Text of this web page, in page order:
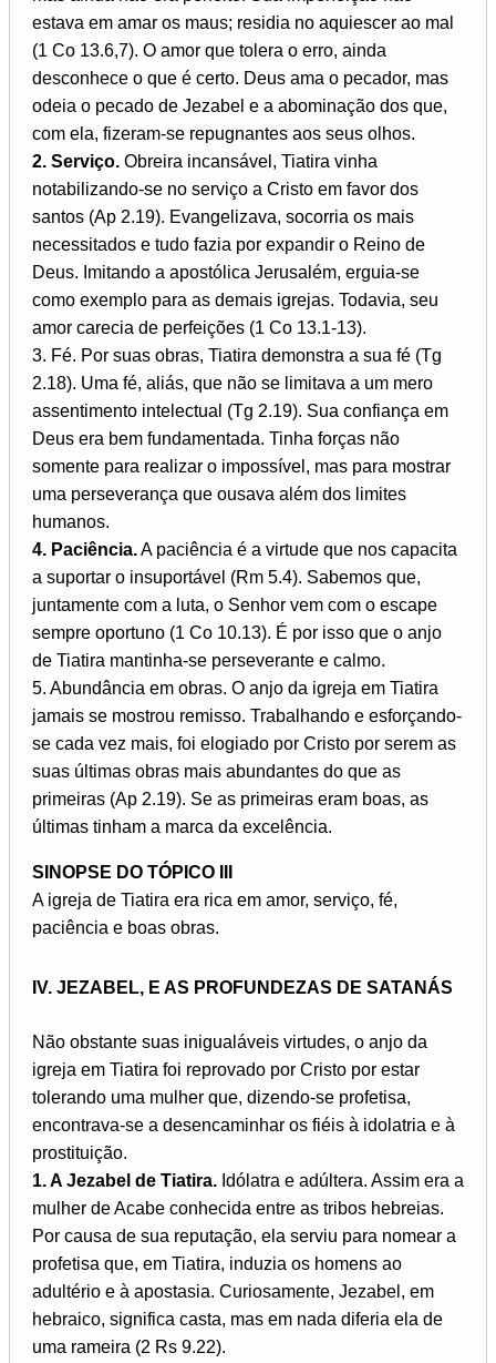
estava em amar os maus; residia no aquiescer ao mal
(1 Co 13.6,7). O amor que tolera o erro, ainda
desconhece o que é certo. Deus ama o pecador, mas
odeia o pecado de Jezabel e a abominação dos que,
com ela, fizeram-se repugnantes aos seus olhos.
2. Serviço. Obreira incansável, Tiatira vinha
notabilizando-se no serviço a Cristo em favor dos
santos (Ap 2.19). Evangelizava, socorria os mais
necessitados e tudo fazia por expandir o Reino de
Deus. Imitando a apostólica Jerusalém, erguia-se
como exemplo para as demais igrejas. Todavia, seu
amor carecia de perfeições (1 Co 13.1-13).
3. Fé. Por suas obras, Tiatira demonstra a sua fé (Tg
2.18). Uma fé, aliás, que não se limitava a um mero
assentimento intelectual (Tg 2.19). Sua confiança em
Deus era bem fundamentada. Tinha forças não
somente para realizar o impossível, mas para mostrar
uma perseverança que ousava além dos limites
humanos.
4. Paciência.A paciência é a virtude que nos capacita
a suportar o insuportável (Rm 5.4). Sabemos que,
juntamente com a luta, o Senhor vem com o escape
sempre oportuno (1 Co 10.13). É por isso que o anjo
de Tiatira mantinha-se perseverante e calmo.
5. Abundância em obras. O anjo da igreja em Tiatira
jamais se mostrou remisso. Trabalhando e esforçando-
se cada vez mais, foi elogiado por Cristo por serem as
suas últimas obras mais abundantes do que as
primeiras (Ap 2.19). Se as primeiras eram boas, as
últimas tinham a marca da excelência.
SINOPSE DO TÓPICO III
A igreja de Tiatira era rica em amor, serviço, fé,
paciência e boas obras.
IV. JEZABEL, E AS PROFUNDEZAS DE SATANÁS
Não obstante suas inigualáveis virtudes, o anjo da
igreja em Tiatira foi reprovado por Cristo por estar
tolerando uma mulher que, dizendo-se profetisa,
encontrava-se a desencaminhar os fiéis à idolatria e à
prostituição.
1. A Jezabel de Tiatira. Idólatra e adúltera. Assim era a
mulher de Acabe conhecida entre as tribos hebreias.
Por causa de sua reputação, ela serviu para nomear a
profetisa que, em Tiatira, induzia os homens ao
adultério e à apostasia. Curiosamente, Jezabel, em
hebraico, significa casta, mas em nada diferia ela de
uma rameira (2 Rs 9.22).